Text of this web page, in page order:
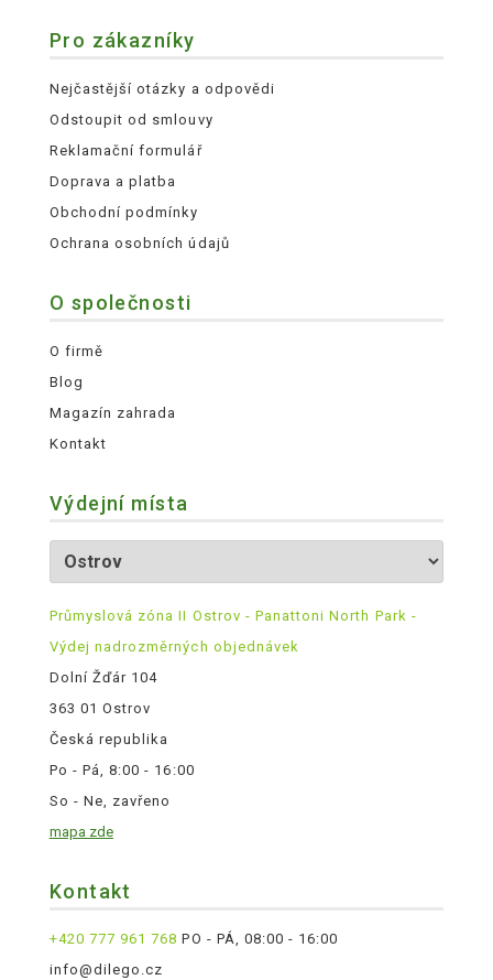
Pro zákazníky
Nejčastější otázky a odpovědi
Odstoupit od smlouvy
Reklamační formulář
Doprava a platba
Obchodní podmínky
Ochrana osobních údajů
O společnosti
O firmě
Blog
Magazín zahrada
Kontakt
Výdejní místa
Průmyslová zóna II Ostrov - Panattoni North Park -
Výdej nadrozměrných objednávek
Dolní Žďár 104
363 01 Ostrov
Česká republika
Po - Pá, 8:00 - 16:00
So - Ne, zavřeno
mapa zde
Kontakt
+420 777 961 768 PO - PÁ, 08:00 - 16:00
info@dilego.cz